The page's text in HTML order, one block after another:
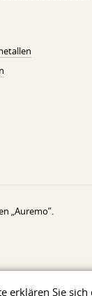
erklären Sie
„Auremo”.